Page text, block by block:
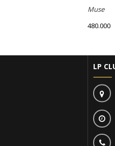
Muse
480.000
LP